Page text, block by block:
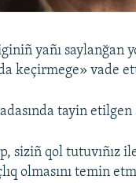
yañı saylanğan
keçirmege» vade
tayin
siziñ qol tutuvıñız
olmasını temin